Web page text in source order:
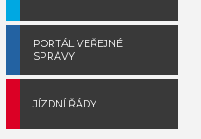
PORTÁL VEŘEJNÉ
SPRÁVY
JÍZDNÍ ŘÁDY